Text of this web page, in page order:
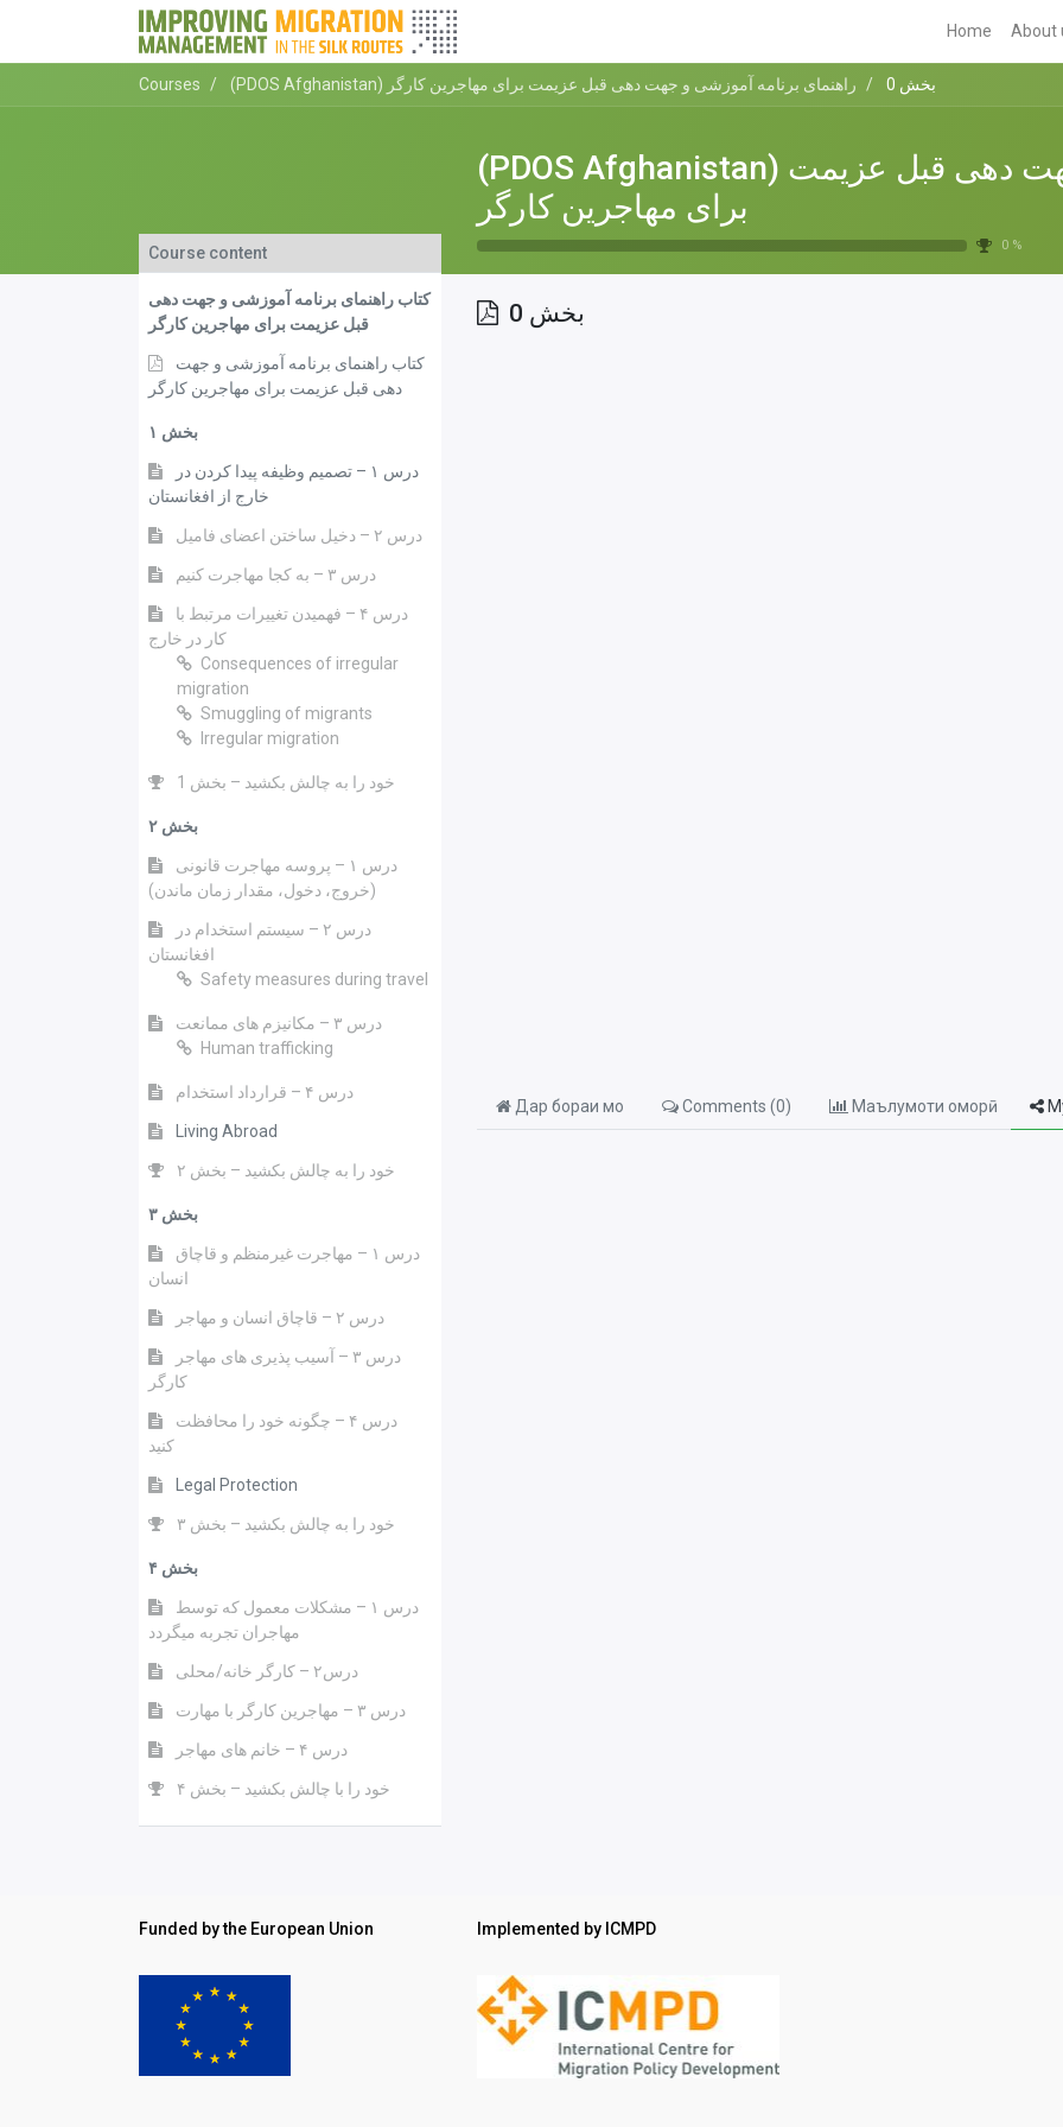
Home About
Courses (PDOS Afghanistan) راهنمای برنامه آموزشی و جهت دهی قبل عزیمت برای مهاجرین کارگر بخش 0
(PDOS Afghanistan) راهنمای برنامه آموزشی و جهت دهی قبل عزیمت
برای مهاجرین کارگر
0 %
Course content
کتاب راهنمای برنامه آموزشی و جهت دهی
قبل عزیمت برای مهاجرین کارگر
کتاب راهنمای برنامه آموزشی و جهت
دهی قبل عزیمت برای مهاجرین کارگر
بخش ۱
درس ۱ – تصمیم وظیفه پیدا کردن در
خارج از افغانستان
درس ۲ – دخیل ساختن اعضای فامیل
درس ۳ – به کجا مهاجرت کنیم
درس ۴ – فهمیدن تغییرات مرتبط با
کار در خارج
Consequences of irregular
migration
Smuggling of migrants
Irregular migration
خود را به چالش بکشید – بخش 1
بخش ۲
درس ۱ – پروسه مهاجرت قانونی
(خروج، دخول، مقدار زمان ماندن)
درس ۲ – سیستم استخدام در
افغانستان
Safety measures during travel
درس ۳ – مکانیزم های ممانعت
Human trafficking
درس ۴ – قرارداد استخدام
Living Abroad
خود را به چالش بکشید – بخش ۲
بخش ۳
درس ۱ – مهاجرت غیرمنظم و قاچاق
انسان
درس ۲ – قاچاق انسان و مهاجر
درس ۳ – آسیب پذیری های مهاجر
کارگر
درس ۴ – چگونه خود را محافظت
کنید
Legal Protection
خود را به چالش بکشید – بخش ۳
بخش ۴
درس ۱ – مشکلات معمول که توسط
مهاجران تجربه میگردد
درس۲ – کارگر خانه/محلی
درس ۳ – مهاجرین کارگر با مهارت
درس ۴ – خانم های مهاجر
خود را با چالش بکشید – بخش ۴
بخش 0
Дар бораи мо Comments (0) Маълумоти оморӣ
Funded by the European Union Implemented by ICMPD